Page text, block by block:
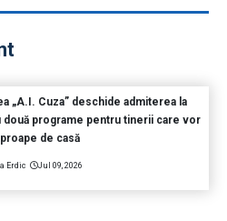
„A.I. Cuza” deschide admiterea la
două programe pentru tinerii care vor
de casă
Erdic Jul 09, 2026